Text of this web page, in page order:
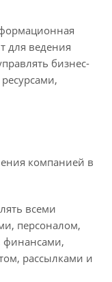
для ведения
бизнес-
компанией в
всеми
персоналом,
финансами,
рассылками и